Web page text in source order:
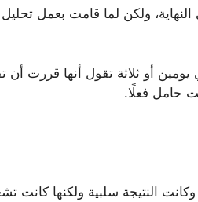
ولكن لما قامت بعمل
أو ثلاثة تقول أنها قررت أن
حامل فعلًا.
النتيجة سلبية ولكنها كانت